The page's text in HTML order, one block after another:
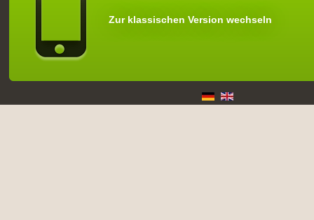
Zur klassischen Version wechseln